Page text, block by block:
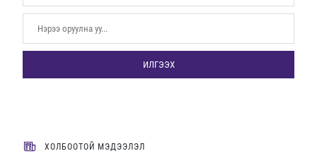
ИЛГЭЭХ
ХОЛБООТОЙ МЭДЭЭЛЭЛ